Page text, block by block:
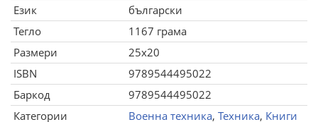
Език
български
Тегло
1167 грама
Размери
25x20
ISBN
9789544495022
Баркод
9789544495022
Категории
Военна техника, Техника, Книги